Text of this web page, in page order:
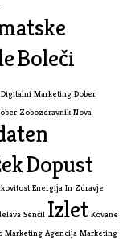
Boleči
Digitalni Marketing Dober
Zobozdravnik Nova
Dopust
Energija In Zdravje
Senčil Izlet Kovane
Marketing Agencija Marketing